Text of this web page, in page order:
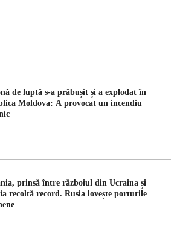
de luptă s-a prăbușit și a explodat în
Moldova: A provocat un incendiu
prinsă între războiul din Ucraina și
recoltă record. Rusia lovește porturile